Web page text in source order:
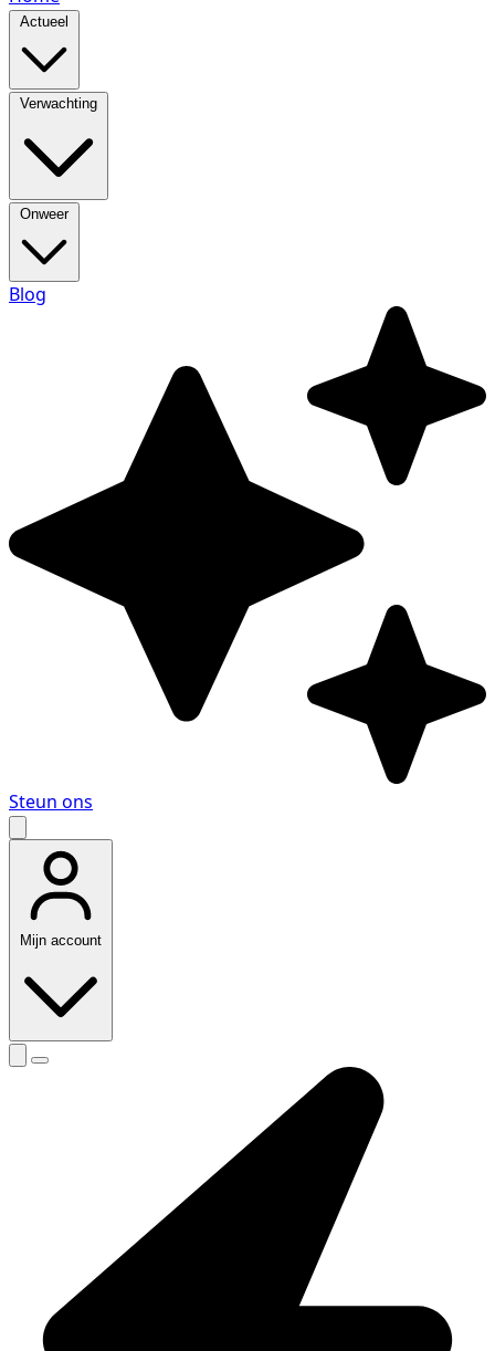
Actueel
Verwachting
Onweer
Blog
Steun ons
Mijn account